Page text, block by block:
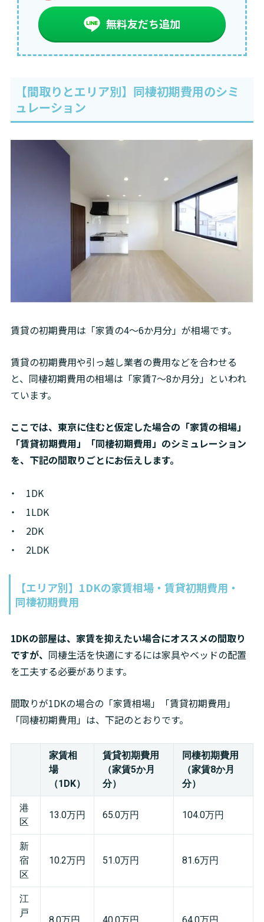
無料友だち追加
【間取りとエリア別】同棲初期費用のシミ
ュレーション
賃貸の初期費用は「家賃の4～6か月分」が相場です。
賃貸の初期費用や引っ越し業者の費用などを合わせる
と、同棲初期費用の相場は「家賃7～8か月分」といわれ
ています。
ここでは、東京に住むと仮定した場合の「家賃の相場」
「賃貸初期費用」「同棲初期費用」のシミュレーション
を、下記の間取りごとにお伝えします。
1DK
1LDK
2DK
2LDK
【エリア別】1DKの家賃相場・賃貸初期費用・
同棲初期費用
1DKの部屋は、家賃を抑えたい場合にオススメの間取り
ですが、 同棲生活を快適にするには家具やベッドの配置
を工夫する必要があります。
間取りが1DKの場合の「家賃相場」「賃貸初期費用」
「同棲初期費用」は、下記のとおりです。
家賃相
場
（1DK）
賃貸初期費用
（家賃5か月
分）
同棲初期費用
（家賃8か月
分）
港
区
13.0万円 65.0万円 104.0万円
新
宿
区
10.2万円 51.0万円 81.6万円
江
戸